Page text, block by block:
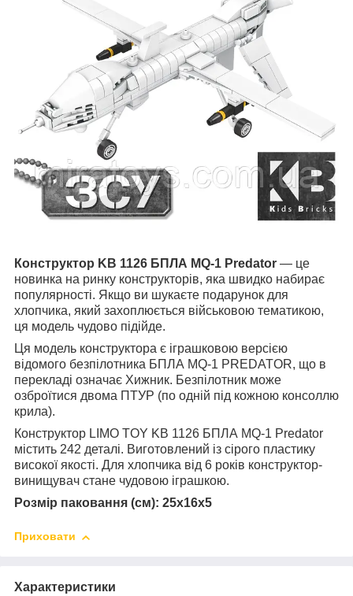
Конструктор KB 1126 БПЛА MQ-1 Predator — це
новинка на ринку конструкторів, яка швидко набирає
популярності. Якщо ви шукаєте подарунок для
хлопчика, який захоплюється військовою тематикою,
ця модель чудово підійде.
Ця модель конструктора є іграшковою версією
відомого безпілотника БПЛА MQ-1 PREDATOR, що в
перекладі означає Хижник. Безпілотник може
озброїтися двома ПТУР (по одній під кожною консоллю
крила).
Конструктор LIMO TOY KB 1126 БПЛА MQ-1 Predator
містить 242 деталі. Виготовлений із сірого пластику
високої якості. Для хлопчика від 6 років конструктор-
винищувач стане чудовою іграшкою.
Розмір паковання (см): 25x16x5
Приховати
Характеристики